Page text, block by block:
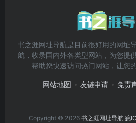
书之涯网址导航是目前很好用的网址
航，收录国内外各类型网站，为您提
帮助您快速访问热门网站，让您
网站地图 友链申请 免责
Copyright © 2026 书之涯网址导航 皖